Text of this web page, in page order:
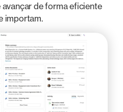
de forma eficiente
importam.